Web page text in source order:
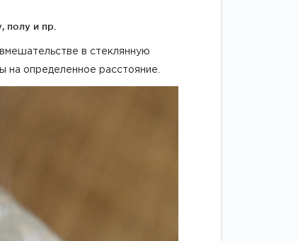
полу и пр.
в стеклянную
на определенное расстояние.